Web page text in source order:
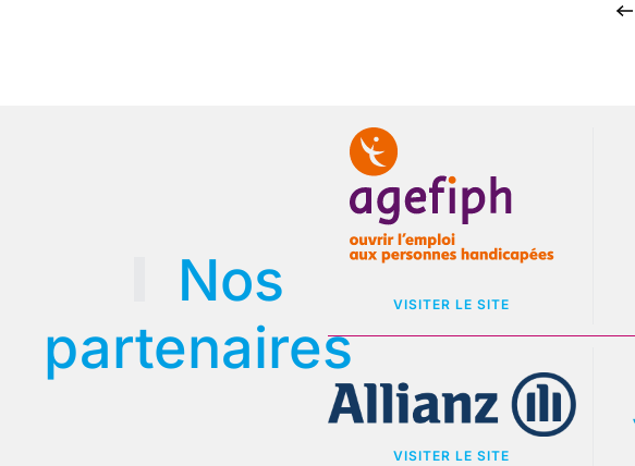
Nos
partenaires
VISITER LE SITE
VISITER LE SITE